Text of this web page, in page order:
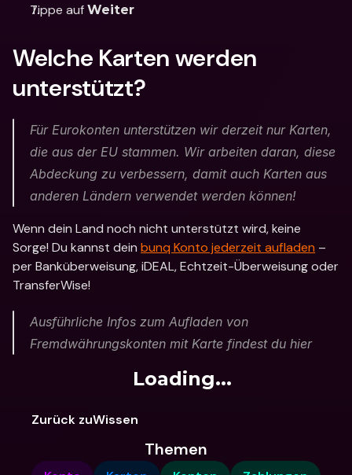
Tippe auf Weiter
Welche Karten werden
unterstützt?
Für Eurokonten unterstützen wir derzeit nur Karten,
die aus der EU stammen. Wir arbeiten daran, diese
Abdeckung zu verbessern, damit auch Karten aus
anderen Ländern verwendet werden können!
Wenn dein Land noch nicht unterstützt wird, keine
Sorge! Du kannst dein bunq Konto jederzeit aufladen –
per Banküberweisung, iDEAL, Echtzeit-Überweisung oder
TransferWise!
Ausführliche Infos zum Aufladen von
Fremdwährungskonten mit Karte findest du hier
Loading...
Zurück zuWissen
Themen